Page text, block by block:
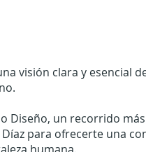
visión clara y esencial
Diseño, un recorrido
para ofrecerte una